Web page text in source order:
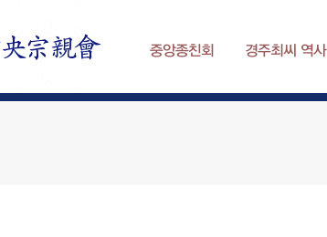
중앙종친회 경주최씨 역사